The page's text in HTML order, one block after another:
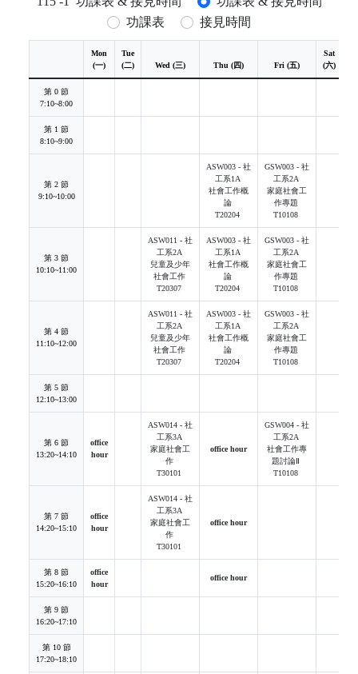
功課表
接見時間
Mon
(一)
Tue
(二)
Wed (三) Thu (四) Fri (五)
Sat
(六)
第 0 節
7:10~8:00
第 1 節
8:10~9:00
第 2 節
9:10~10:00
ASW003 - 社
工系1A
社會工作概
論
T20204
GSW003 - 社
工系2A
家庭社會工
作專題
T10108
第 3 節
10:10~11:00
ASW011 - 社
工系2A
兒童及少年
社會工作
T20307
ASW003 - 社
工系1A
社會工作概
論
T20204
GSW003 - 社
工系2A
家庭社會工
作專題
T10108
第 4 節
11:10~12:00
ASW011 - 社
工系2A
兒童及少年
社會工作
T20307
ASW003 - 社
工系1A
社會工作概
論
T20204
GSW003 - 社
工系2A
家庭社會工
作專題
T10108
第 5 節
12:10~13:00
第 6 節
13:20~14:10
office
hour
ASW014 - 社
工系3A
家庭社會工
作
T30101
office hour
GSW004 - 社
工系2A
社會工作專
題討論Ⅱ
T10108
第 7 節
14:20~15:10
office
hour
ASW014 - 社
工系3A
家庭社會工
作
T30101
office hour
第 8 節
15:20~16:10
office
hour
office hour
第 9 節
16:20~17:10
第 10 節
17:20~18:10